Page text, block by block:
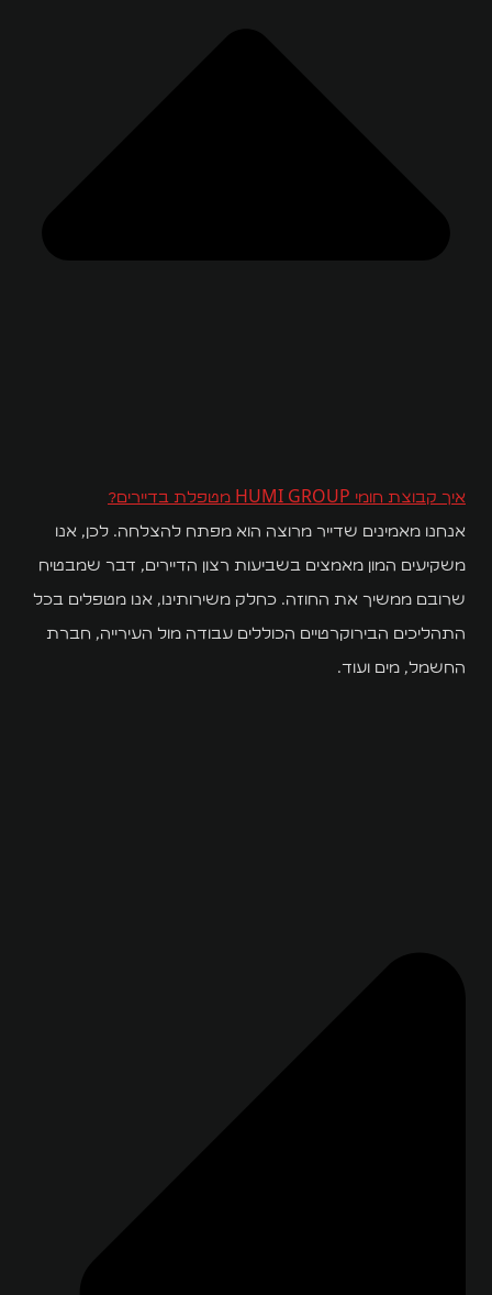
איך קבוצת חומי HUMI GROUP מטפלת בדיירים?
אנחנו מאמינים שדייר מרוצה הוא מפתח להצלחה. לכן, אנו
משקיעים המון מאמצים בשביעות רצון הדיירים, דבר שמבטיח
שרובם ממשיך את החוזה. כחלק משירותינו, אנו מטפלים בכל
התהליכים הבירוקרטיים הכוללים עבודה מול העירייה, חברת
החשמל, מים ועוד.